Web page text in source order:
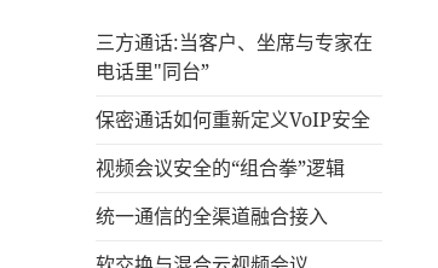
三方通话:当客户、坐席与专家在
电话里"同台”
保密通话如何重新定义VoIP安全
视频会议安全的“组合拳”逻辑
统一通信的‌全渠道融合接入